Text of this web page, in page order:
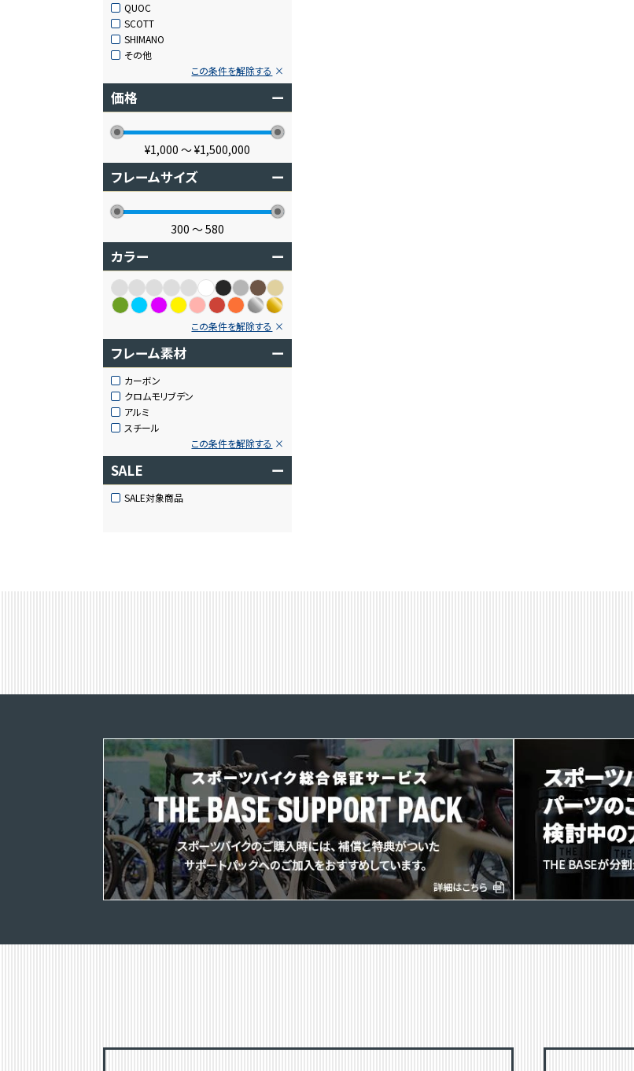
QUOC
SCOTT
SHIMANO
その他
この条件を解除する
価格 ー
¥1,000 〜¥1,500,000
フレームサイズ ー
300 〜580
カラー ー
この条件を解除する
フレーム素材 ー
カーボン
クロムモリブデン
アルミ
スチール
この条件を解除する
SALE ー
SALE対象商品